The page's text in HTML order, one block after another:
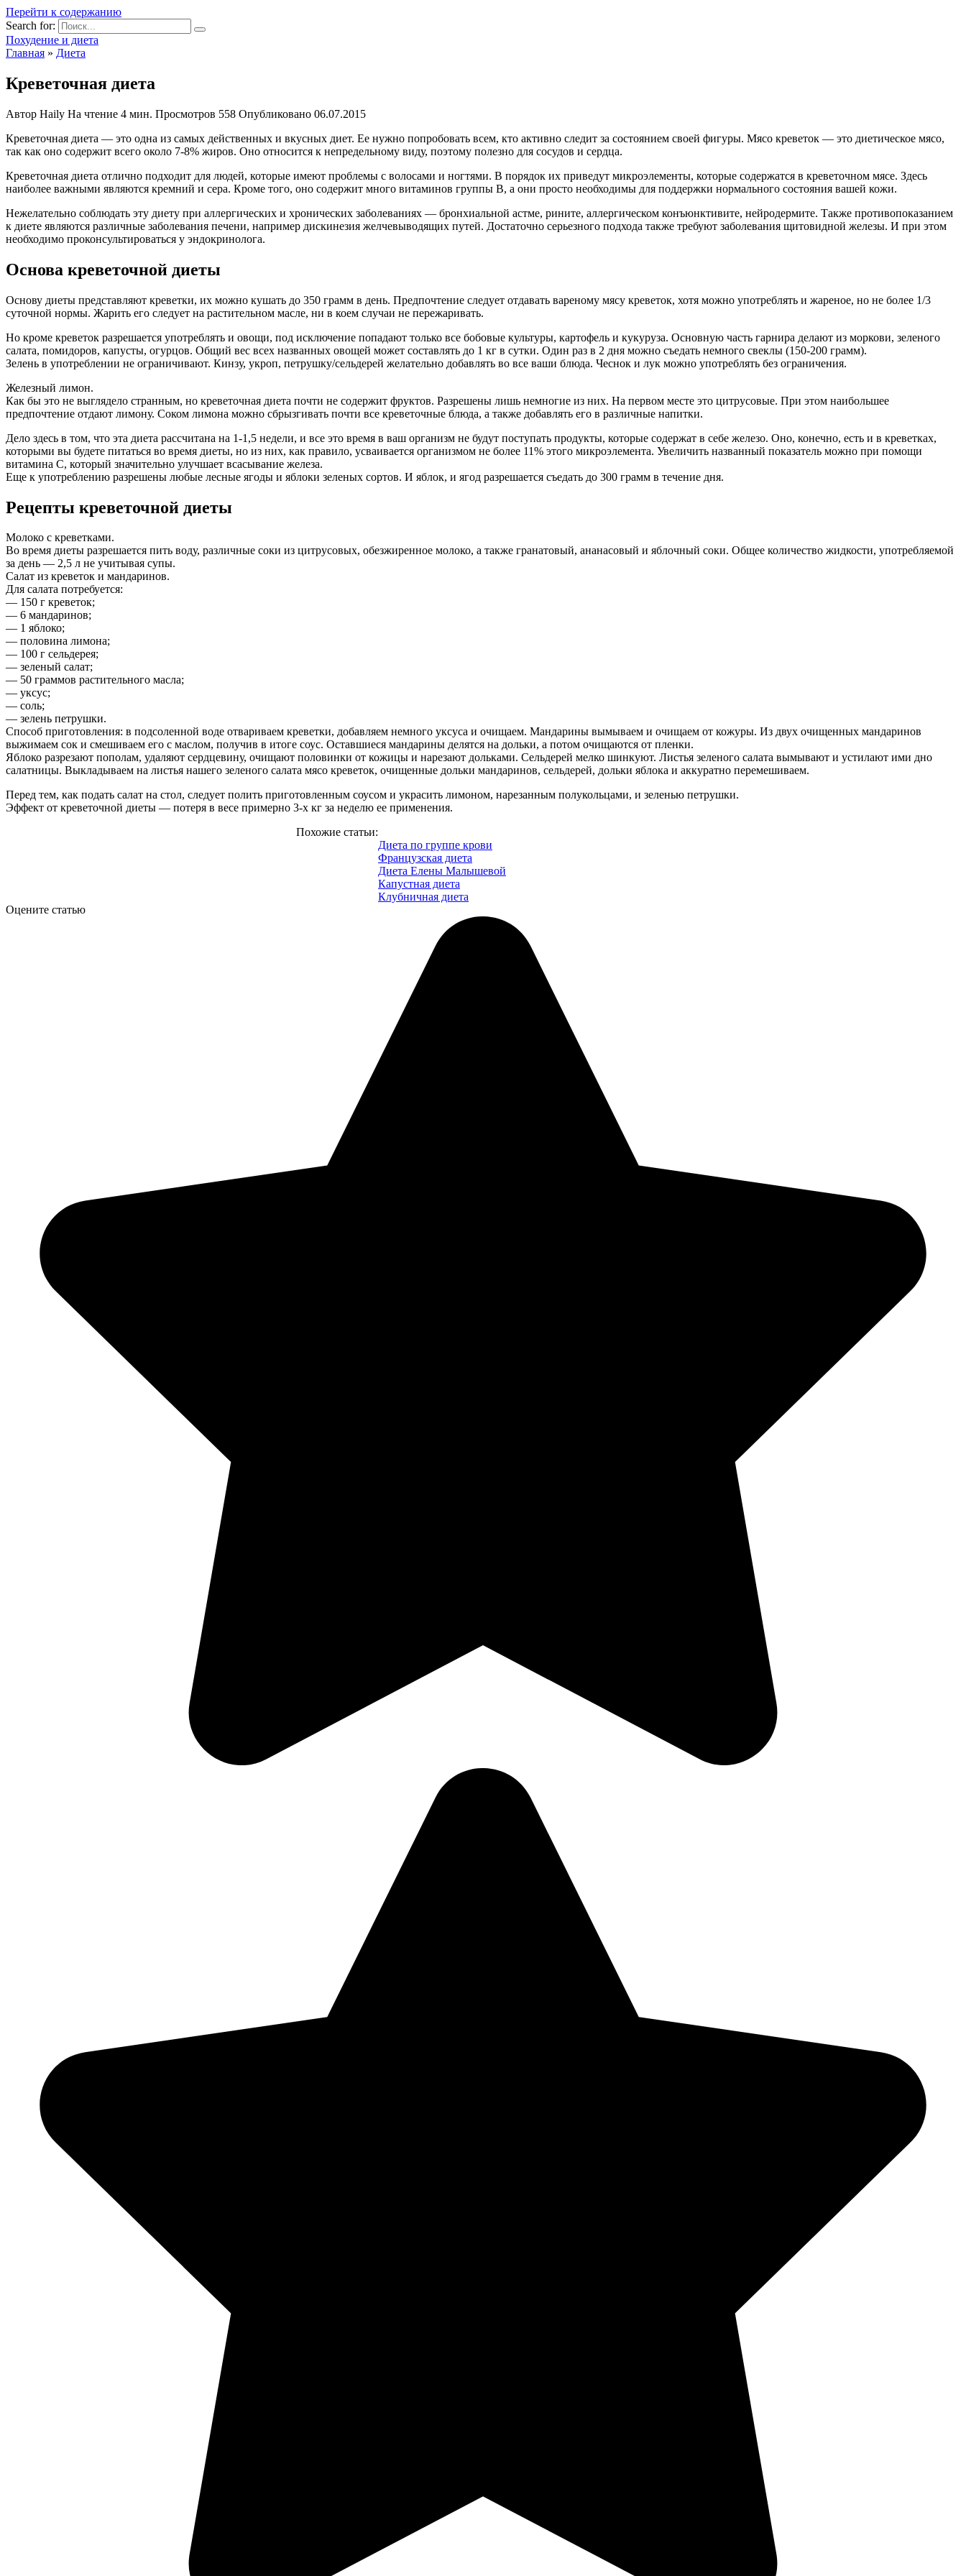
Перейти к содержанию
Search for:
Похудение и диета
Главная » Диета
Креветочная диета
Автор Haily На чтение 4 мин. Просмотров 558 Опубликовано 06.07.2015
Креветочная диета — это одна из самых действенных и вкусных диет. Ее нужно попробовать всем, кто активно следит за состоянием своей фигуры. Мясо креветок — это диетическое мясо,
так как оно содержит всего около 7-8% жиров. Оно относится к непредельному виду, поэтому полезно для сосудов и сердца.
Креветочная диета отлично подходит для людей, которые имеют проблемы с волосами и ногтями. В порядок их приведут микроэлементы, которые содержатся в креветочном мясе. Здесь
наиболее важными являются кремний и сера. Кроме того, оно содержит много витаминов группы В, а они просто необходимы для поддержки нормального состояния вашей кожи.
Нежелательно соблюдать эту диету при аллергических и хронических заболеваниях — бронхиальной астме, рините, аллергическом конъюнктивите, нейродермите. Также противопоказанием
к диете являются различные заболевания печени, например дискинезия желчевыводящих путей. Достаточно серьезного подхода также требуют заболевания щитовидной железы. И при этом
необходимо проконсультироваться у эндокринолога.
Основа креветочной диеты
Основу диеты представляют креветки, их можно кушать до 350 грамм в день. Предпочтение следует отдавать вареному мясу креветок, хотя можно употреблять и жареное, но не более 1/3
суточной нормы. Жарить его следует на растительном масле, ни в коем случаи не пережаривать.
Но кроме креветок разрешается употреблять и овощи, под исключение попадают только все бобовые культуры, картофель и кукуруза. Основную часть гарнира делают из моркови, зеленого
салата, помидоров, капусты, огурцов. Общий вес всех названных овощей может составлять до 1 кг в сутки. Один раз в 2 дня можно съедать немного свеклы (150-200 грамм).
Зелень в употреблении не ограничивают. Кинзу, укроп, петрушку/сельдерей желательно добавлять во все ваши блюда. Чеснок и лук можно употреблять без ограничения.
Железный лимон.
Как бы это не выглядело странным, но креветочная диета почти не содержит фруктов. Разрешены лишь немногие из них. На первом месте это цитрусовые. При этом наибольшее
предпочтение отдают лимону. Соком лимона можно сбрызгивать почти все креветочные блюда, а также добавлять его в различные напитки.
Дело здесь в том, что эта диета рассчитана на 1-1,5 недели, и все это время в ваш организм не будут поступать продукты, которые содержат в себе железо. Оно, конечно, есть и в креветках,
которыми вы будете питаться во время диеты, но из них, как правило, усваивается организмом не более 11% этого микроэлемента. Увеличить названный показатель можно при помощи
витамина С, который значительно улучшает всасывание железа.
Еще к употреблению разрешены любые лесные ягоды и яблоки зеленых сортов. И яблок, и ягод разрешается съедать до 300 грамм в течение дня.
Рецепты креветочной диеты
Молоко с креветками.
Во время диеты разрешается пить воду, различные соки из цитрусовых, обезжиренное молоко, а также гранатовый, ананасовый и яблочный соки. Общее количество жидкости, употребляемой
за день — 2,5 л не учитывая супы.
Салат из креветок и мандаринов.
Для салата потребуется:
— 150 г креветок;
— 6 мандаринов;
— 1 яблоко;
— половина лимона;
— 100 г сельдерея;
— зеленый салат;
— 50 граммов растительного масла;
— уксус;
— соль;
— зелень петрушки.
Способ приготовления: в подсоленной воде отвариваем креветки, добавляем немного уксуса и очищаем. Мандарины вымываем и очищаем от кожуры. Из двух очищенных мандаринов
выжимаем сок и смешиваем его с маслом, получив в итоге соус. Оставшиеся мандарины делятся на дольки, а потом очищаются от пленки.
Яблоко разрезают пополам, удаляют сердцевину, очищают половинки от кожицы и нарезают дольками. Сельдерей мелко шинкуют. Листья зеленого салата вымывают и устилают ими дно
салатницы. Выкладываем на листья нашего зеленого салата мясо креветок, очищенные дольки мандаринов, сельдерей, дольки яблока и аккуратно перемешиваем.
Перед тем, как подать салат на стол, следует полить приготовленным соусом и украсить лимоном, нарезанным полукольцами, и зеленью петрушки.
Эффект от креветочной диеты — потеря в весе примерно 3-х кг за неделю ее применения.
Похожие статьи:
Диета по группе крови
Французская диета
Диета Елены Малышевой
Капустная диета
Клубничная диета
Оцените статью